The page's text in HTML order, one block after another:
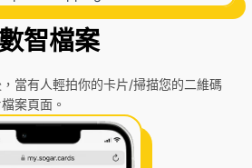
數智檔案
當有人輕拍你的卡片/掃描您的二維碼
案頁面。